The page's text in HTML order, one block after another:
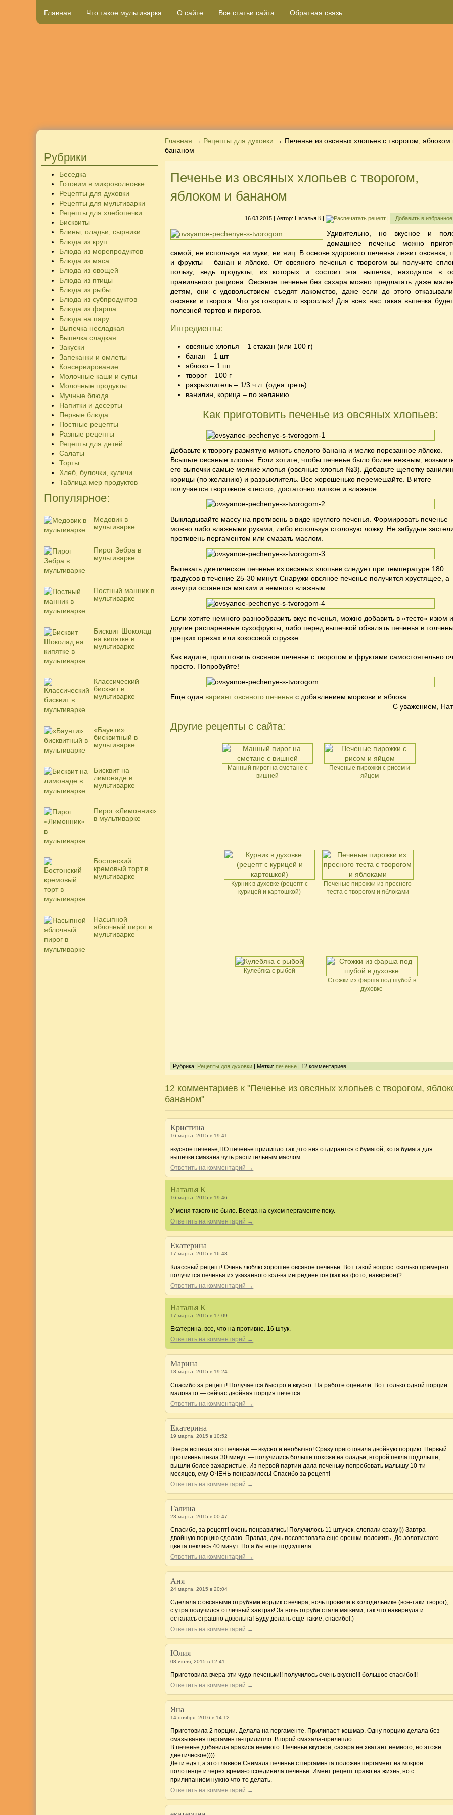
Главная Что такое мультиварка О сайте Все статьи сайта Обратная связь
Рубрики
Беседка
Готовим в микроволновке
Рецепты для духовки
Рецепты для мультиварки
Рецепты для хлебопечки
Бисквиты
Блины, оладьи, сырники
Блюда из круп
Блюда из морепродуктов
Блюда из мяса
Блюда из овощей
Блюда из птицы
Блюда из рыбы
Блюда из субпродуктов
Блюда из фарша
Блюда на пару
Выпечка несладкая
Выпечка сладкая
Закуски
Запеканки и омлеты
Консервирование
Молочные каши и супы
Молочные продукты
Мучные блюда
Напитки и десерты
Первые блюда
Постные рецепты
Разные рецепты
Рецепты для детей
Салаты
Торты
Хлеб, булочки, куличи
Таблица мер продуктов
Популярное:
Медовик в
мультиварке
Пирог Зебра в
мультиварке
Постный манник в
мультиварке
Бисквит Шоколад
на кипятке в
мультиварке
Классический
бисквит в
мультиварке
«Баунти»
бисквитный в
мультиварке
Бисквит на
лимонаде в
мультиварке
Пирог «Лимонник»
в мультиварке
Бостонский
кремовый торт в
мультиварке
Насыпной
яблочный пирог в
мультиварке
Главная → Рецепты для духовки → Печенье из овсяных хлопьев с творогом, яблоком
бананом
Печенье из овсяных хлопьев с творогом,
яблоком и бананом
16.03.2015 | Автор:Наталья К | | Добавить в
Удивительно, но вкусное и
домашнее печенье можно
самой, не используя ни муки, ни яиц. В основе здорового печенья лежит овсянка,
и фрукты – банан и яблоко. От овсяного печенья с творогом вы получите
пользу, ведь продукты, из которых и состоит эта выпечка, находятся в
правильного рациона.
Овсяное печенье без сахара можно предлагать даже
детям, они с удовольствием съедят лакомство, даже если до этого
овсянки и творога. Что уж говорить о взрослых! Для всех нас такая выпечка
полезней тортов и пирогов.
Ингредиенты:
овсяные хлопья – 1 стакан (или 100 г)
банан – 1 шт
яблоко – 1 шт
творог – 100 г
разрыхлитель – 1/3 ч.л. (одна треть)
ванилин, корица – по желанию
Как приготовить печенье из овсяных хлопьев:
Добавьте к творогу размятую мякоть спелого банана и мелко порезанное яблоко.
Всыпьте овсяные хлопья. Если хотите, чтобы печенье было более нежным,
его выпечки самые мелкие хлопья (овсяные хлопья №3). Добавьте щепотку
корицы (по желанию) и разрыхлитель. Все хорошенько перемешайте. В итоге
получается творожное «тесто», достаточно липкое и влажное.
Выкладывайте массу на противень в виде круглого печенья. Формировать печенье
можно либо влажными руками, либо используя столовую ложку. Не забудьте
противень пергаментом или смазать маслом.
Выпекать диетическое печенье из овсяных хлопьев следует при температуре 180
градусов в течение 25-30 минут. Снаружи овсяное печенье получится хрустящее, а
изнутри останется мягким и немного влажным.
Если хотите немного разнообразить вкус печенья, можно добавить в «тесто» изюм
другие распаренные сухофрукты, либо перед выпечкой обвалять печенья в
грецких орехах или кокосовой стружке.
Как видите, приготовить овсяное печенье с творогом и фруктами самостоятельно
просто. Попробуйте!
Еще один вариант овсяного печенья с добавлением моркови и яблока.
С уважением,
Другие рецепты с сайта:
Манный пирог на сметане с
вишней
Печеные пирожки с рисом и
яйцом
Курник в духовке (рецепт с
курицей и картошкой)
Печеные пирожки из пресного
теста с творогом и яблоками
Кулебяка с рыбой
Стожки из фарша под шубой в
духовке
Рубрика: Рецепты для духовки | Метки:печенье | 12 комментариев
12 комментариев к "Печенье из овсяных хлопьев с творогом,
бананом"
Кристина
16 марта, 2015 в 19:41
вкусное печенье,НО печенье прилипло так ,что низ отдирается с бумагой, хотя бумага для
выпечки смазана чуть растительным маслом
Ответить на комментарий →
Наталья К
16 марта, 2015 в 19:46
У меня такого не было. Всегда на сухом пергаменте пеку.
Ответить на комментарий →
Екатерина
17 марта, 2015 в 16:48
Классный рецепт! Очень люблю хорошее овсяное печенье. Вот такой вопрос: сколько примерно
получится печенья из указанного кол-ва ингредиентов (как на фото, наверное)?
Ответить на комментарий →
Наталья К
17 марта, 2015 в 17:09
Екатерина, все, что на противне. 16 штук.
Ответить на комментарий →
Марина
18 марта, 2015 в 19:24
Спасибо за рецепт! Получается быстро и вкусно. На работе оценили. Вот только одной порции
маловато — сейчас двойная порция печется.
Ответить на комментарий →
Екатерина
19 марта, 2015 в 10:52
Вчера испекла это печенье — вкусно и необычно! Сразу приготовила двойную порцию. Первый
противень пекла 30 минут — получились больше похожи на оладьи, второй пекла подольше,
вышли более зажаристые. Из первой партии дала печеньку попробовать малышу 10-ти
месяцев, ему ОЧЕНЬ понравилось! Спасибо за рецепт!
Ответить на комментарий →
Галина
23 марта, 2015 в 00:47
Спасибо, за рецепт! очень понравились! Получилось 11 штучек, слопали сразу!)) Завтра
двойную порцию сделаю. Правда, дочь посоветовала еще орешки положить,.До золотистого
цвета пеклись 40 минут. Но я бы еще подсушила.
Ответить на комментарий →
Аня
24 марта, 2015 в 20:04
Сделала с овсяными отрубями нордик с вечера, ночь провели в холодильнике (все-таки творог),
с утра получился отличный завтрак! За ночь отруби стали мягкими, так что навернула и
осталась страшно довольна! Буду делать еще такие, спасибо!:)
Ответить на комментарий →
Юлия
08 июля, 2015 в 12:41
Приготовила вчера эти чудо-печеньки!! получилось очень вкусно!!! большое спасибо!!!
Ответить на комментарий →
Яна
14 ноября, 2016 в 14:12
Приготовила 2 порции. Делала на пергаменте. Прилипает-кошмар. Одну порцию делала без
смазывания пергамента-прилипло. Второй смазала-прилипло…
В печенье добавила арахиса немного. Печенье вкусное, сахара не хватает немного, но этоже
диетическое))))
Дети едят, а это главное.Снимала печенье с пергамента положив пергамент на мокрое
полотенце и через время-отсоединила печенье. Имеет рецепт право на жизнь, но с
прилипанием нужно что-то делать.
Ответить на комментарий →